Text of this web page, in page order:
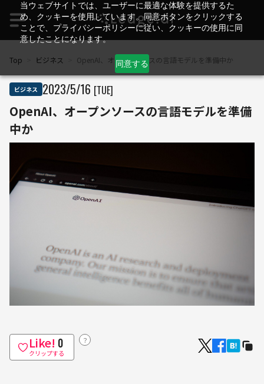
当ウェブサイトでは、ユーザーに最適な体験を提供するた
め、クッキーを使用しています。同意ボタンをクリックする
ことで、プライバシーポリシーに従い、クッキーの使用に同
意したことになります。
同意する
Top ビジネス OpenAI、オープンソースの言語モデルを準備中か
ビジネス 2023/5/16 [TUE]
OpenAI、オープンソースの言語モデルを準備
中か
Like! 0
クリップする
？